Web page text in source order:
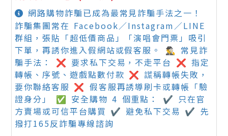
網路購物詐騙已成為最常見詐騙手法之一！
詐騙集團常在 Facebook／Instagram／LINE
群組，張貼「超低價商品」「演唱會門票」吸引
下單，再誘你進入假網站或假客服。 🕵️‍♂️ 常見詐
騙手法： ❌ 要求私下交易，不走平台 ❌ 指定
轉帳、序號、遊戲點數付款 ❌ 謊稱轉帳失敗，
要你聯絡客服 ❌ 假客服再誘導刷卡或轉帳「驗
證身分」 ✅ 安全購物 4 個重點： ✔ 只在官
方賣場或可信平台購買 ✔ 避免私下交易 ✔ 先
撥打165反詐騙專線諮詢